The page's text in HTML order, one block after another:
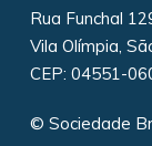
Rua Funchal
Vila Olímpia,
CEP: 04551-
© Sociedade